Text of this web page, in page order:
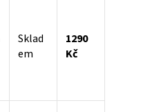
Sklad
em
1290
Kč